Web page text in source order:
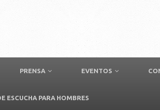
PRENSA EVENTOS
ESCUCHA PARA HOMBRES